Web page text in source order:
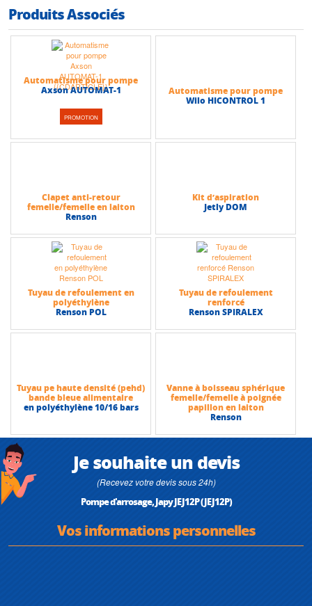
Produits Associés
PROMOTION
Automatisme pour pompe
Axson AUTOMAT-1
Automatisme pour pompe
Wilo HICONTROL 1
Clapet anti-retour
femelle/femelle en laiton
Renson
Kit d’aspiration
Jetly DOM
Tuyau de refoulement en
polyéthylène
Renson POL
Tuyau de refoulement
renforcé
Renson SPIRALEX
Tuyau pe haute densité (pehd)
bande bleue alimentaire
en polyéthylène 10/16 bars
Vanne à boisseau sphérique
femelle/femelle à poignée
papillon en laiton
Renson
Je souhaite un devis
(Recevez votre devis sous 24h)
Pompe d'arrosage, Japy JEJ12P (JEJ12P)
Vos informations personnelles